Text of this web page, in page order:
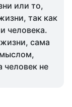
или то,
так как
человека.
сама
человек не